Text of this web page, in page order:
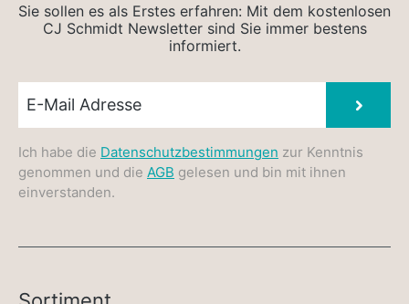
Sie sollen es als Erstes erfahren: Mit dem kostenlosen
CJ Schmidt Newsletter sind Sie immer bestens
informiert.
Ich habe die Datenschutzbestimmungen zur Kenntnis
genommen und die AGB gelesen und bin mit ihnen
einverstanden.